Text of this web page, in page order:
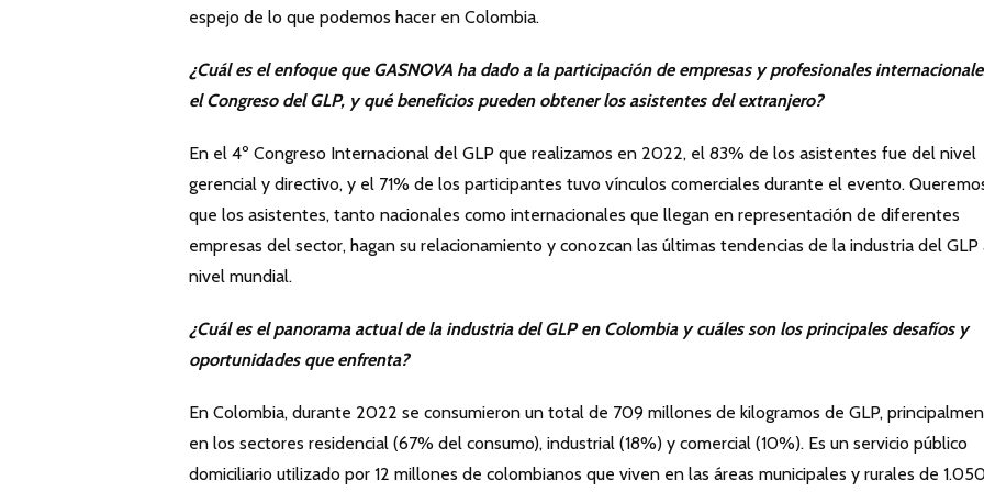
espejo de lo que podemos hacer en Colombia.
¿Cuál es el enfoque que GASNOVA ha dado a la participación de empresas y profesionales
el Congreso del GLP, y qué beneficios pueden obtener los asistentes del extranjero?
En el 4º Congreso Internacional del GLP que realizamos en 2022, el 83% de los asistentes fue del nivel
gerencial y directivo, y el 71% de los participantes tuvo vínculos comerciales durante el evento.
que los asistentes, tanto nacionales como internacionales que llegan en representación de diferentes
empresas del sector, hagan su relacionamiento y conozcan las últimas tendencias de la industria del GLP
nivel mundial.
¿Cuál es el panorama actual de la industria del GLP en Colombia y cuáles son los principales desafíos y
oportunidades que enfrenta?
En Colombia, durante 2022 se consumieron un total de 709 millones de kilogramos de GLP,
en los sectores residencial (67% del consumo), industrial (18%) y comercial (10%). Es un servicio público
domiciliario utilizado por 12 millones de colombianos que viven en las áreas municipales y rurales de